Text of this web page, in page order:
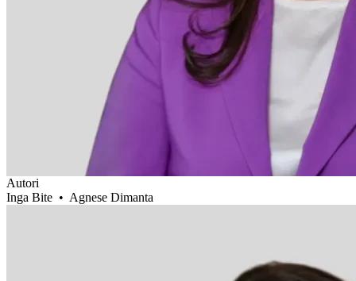
Autori
Inga Bite • Agnese Dimanta